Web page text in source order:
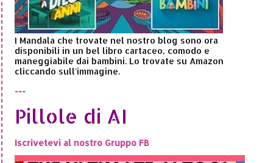
I Mandala che trovate nel nostro blog sono ora
disponibili in un bel libro cartaceo, comodo e
maneggiabile dai bambini. Lo trovate su Amazon
cliccando sull'immagine.
---
Pillole di AI
Iscrivetevi al nostro Gruppo FB